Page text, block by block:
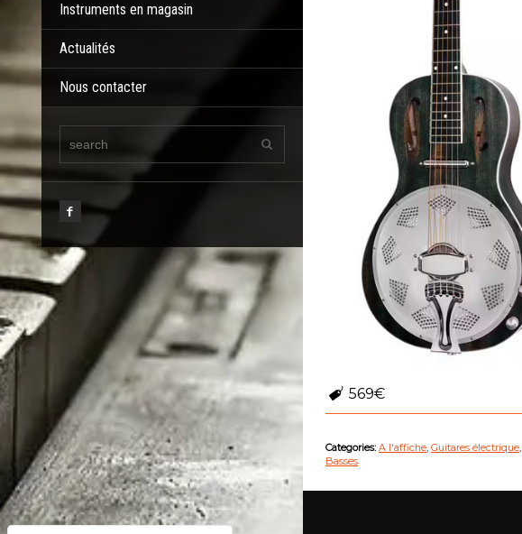
Instruments en magasin
Actualités
Nous contacter
569€
Categories: A l'affiche, Guitares électrique,
Basses